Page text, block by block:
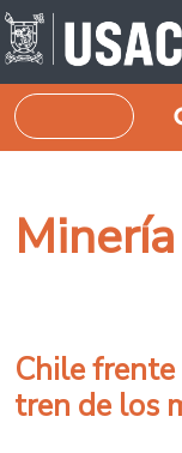
Pasar al contenido
Buscar
Minería
Chile frente
tren de los